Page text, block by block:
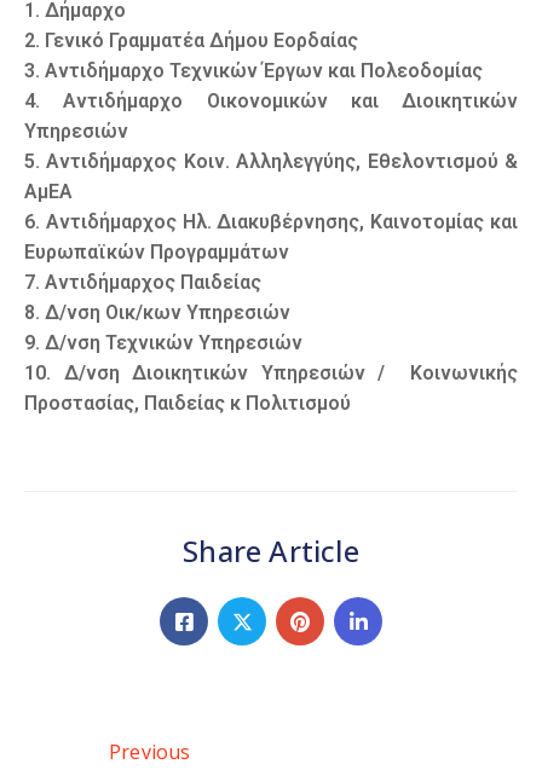
1. Δήμαρχο
2. Γενικό Γραμματέα Δήμου Εορδαίας
3. Αντιδήμαρχο Τεχνικών Έργων και Πολεοδομίας
4. Αντιδήμαρχο Οικονομικών και Διοικητικών
Υπηρεσιών
5. Αντιδήμαρχος Κοιν. Αλληλεγγύης, Εθελοντισμού &
ΑμΕΑ
6. Αντιδήμαρχος Ηλ. Διακυβέρνησης, Καινοτομίας και
Ευρωπαϊκών Προγραμμάτων
7. Αντιδήμαρχος Παιδείας
8. Δ/νση Οικ/κων Υπηρεσιών
9. Δ/νση Τεχνικών Υπηρεσιών
10. Δ/νση Διοικητικών Υπηρεσιών / Κοινωνικής
Προστασίας, Παιδείας κ Πολιτισμού
Share Article
Previous